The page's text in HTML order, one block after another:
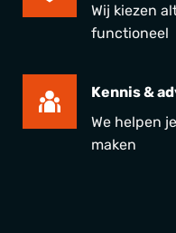
Wij kiezen
functioneel
Kennis &
We helpen
maken